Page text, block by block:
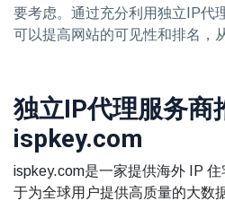
要考虑。通过充分利用独立IP代
可以提高网站的可见性和排名，
独立IP代理服务
ispkey.com
ispkey.com是一家提供海外 IP
于为全球用户提供高质量的大数